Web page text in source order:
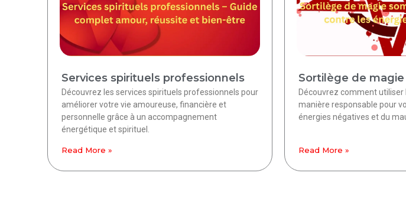
Services spirituels professionnels
Découvrez les services spirituels professionnels pour
améliorer votre vie amoureuse, financière et
personnelle grâce à un accompagnement
énergétique et spirituel.
Read More »
Sortilège de
Découvrez comment
manière responsable pour
énergies négatives et du
Read More »